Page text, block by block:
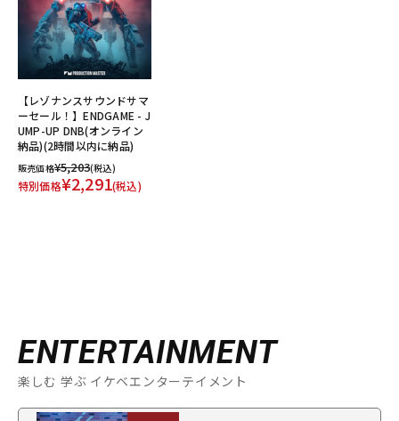
【レゾナンスサウンドサマ
ーセール！】ENDGAME - J
UMP-UP DNB(オンライン
納品)(2時間以内に納品)
販売価格¥5,203(税込)
特別価格¥2,291(税込)
ENTERTAINMENT
楽しむ 学ぶ イケベエンターテイメント